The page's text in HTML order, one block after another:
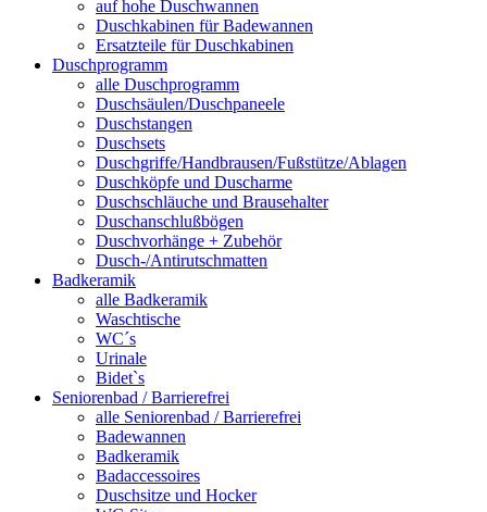
auf hohe Duschwannen
Duschkabinen für Badewannen
Ersatzteile für Duschkabinen
Duschprogramm
alle Duschprogramm
Duschsäulen/Duschpaneele
Duschstangen
Duschsets
Duschgriffe/Handbrausen/Fußstütze/Ablagen
Duschköpfe und Duscharme
Duschschläuche und Brausehalter
Duschanschlußbögen
Duschvorhänge + Zubehör
Dusch-/Antirutschmatten
Badkeramik
alle Badkeramik
Waschtische
WC´s
Urinale
Bidet`s
Seniorenbad / Barrierefrei
alle Seniorenbad / Barrierefrei
Badewannen
Badkeramik
Badaccessoires
Duschsitze und Hocker